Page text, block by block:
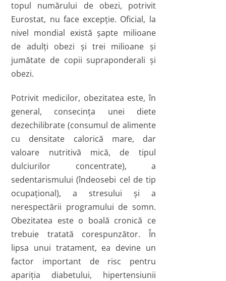
topul numărului de obezi, potrivit
Eurostat, nu face excepţie. Oficial, la
nivel mondial există şapte milioane
de adulţi obezi şi trei milioane şi
jumătate de copii supraponderali şi
obezi.
Potrivit medicilor, obezitatea este, în
general, consecinţa unei diete
dezechilibrate (consumul de alimente
cu densitate calorică mare, dar
valoare nutritivă mică, de tipul
dulciurilor concentrate), a
sedentarismului (îndeosebi cel de tip
ocupaţional), a stresului şi a
nerespectării programului de somn.
Obezitatea este o boală cronică ce
trebuie tratată corespunzător. În
lipsa unui tratament, ea devine un
factor important de risc pentru
apariţia diabetului, hipertensiunii